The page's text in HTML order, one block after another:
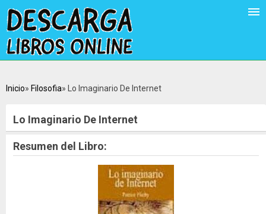
Inicio Filosofia Lo Imaginario De Internet
Lo Imaginario De Internet
Resumen del Libro: